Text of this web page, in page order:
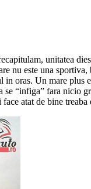
unitatea
nu este una
oras. Un mare
se “infiga” fara
atat de bine